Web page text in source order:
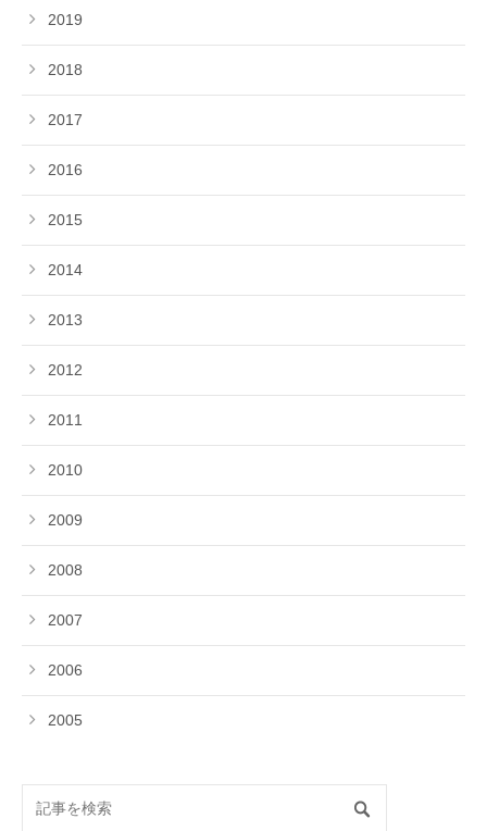
2019
2018
2017
2016
2015
2014
2013
2012
2011
2010
2009
2008
2007
2006
2005